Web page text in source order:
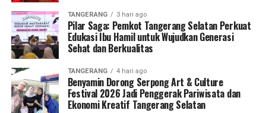
TANGERANG 3 hari ago
Pilar Saga: Pemkot Tangerang Selatan Perkuat
Edukasi Ibu Hamil untuk Wujudkan Generasi
Sehat dan Berkualitas
TANGERANG 4 hari ago
Benyamin Dorong Serpong Art & Culture
Festival 2026 Jadi Penggerak Pariwisata dan
Ekonomi Kreatif Tangerang Selatan